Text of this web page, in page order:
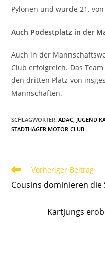
Pylonen und wurde 21.
Auch Podestplatz in der
Auch in der
Club erfolgreich. Das
den dritten Platz von
Mannschaften.
SCHLAGWÖRTER:ADAC, JUGEND
STADTHÄGER MOTOR CLUB
Weitere
ansehen
Vorheriger Beitrag
Cousins dominieren die
Kartjungs